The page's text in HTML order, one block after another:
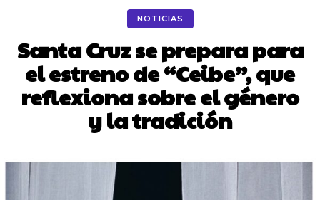
NOTICIAS
Santa Cruz se prepara para
el estreno de “Ceibe”, que
reflexiona sobre el género
y la tradición